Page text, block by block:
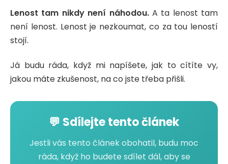
Lenost tam nikdy není náhodou. A ta lenost tam
není lenost. Lenost je nezkoumat, co za tou leností
stojí.
Já budu ráda, když mi napíšete, jak to cítíte vy,
jakou máte zkušenost, na co jste třeba přišli.
💬 Sdílejte tento článek
Jestli vás tento článek obohatil, budu moc
ráda, když ho budete sdílet dál, aby se